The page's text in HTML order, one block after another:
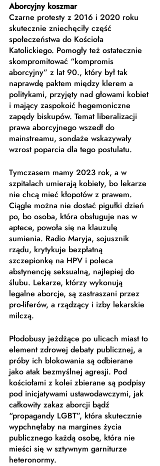
Aborcyjny koszmar
Czarne protesty z 2016 i 2020 roku
skutecznie zniechęciły część
społeczeństwa do Kościoła
Katolickiego. Pomogły też ostatecznie
skompromitować “kompromis
aborcyjny” z lat 90., który był tak
naprawdę paktem między klerem a
politykami, przyjęty nad głowami kobiet
i mający zaspokoić hegemoniczne
zapędy biskupów. Temat liberalizacji
prawa aborcyjnego wszedł do
mainstreamu, sondaże wskazywały
wzrost poparcia dla tego postulatu.
Tymczasem mamy 2023 rok, a w
szpitalach umierają kobiety, bo lekarze
nie chcą mieć kłopotów z prawem.
Ciągle można nie dostać pigułki dzień
po, bo osoba, która obsługuje nas w
aptece, powoła się na klauzulę
sumienia. Radio Maryja, sojusznik
rządu, krytykuje bezpłatną
szczepionkę na HPV i poleca
abstynencję seksualną, najlepiej do
ślubu. Lekarze, którzy wykonują
legalne aborcje, są zastraszani przez
pro-liferów, a rządzący i izby lekarskie
milczą.
Płodobusy jeżdżące po ulicach miast to
element zdrowej debaty publicznej, a
próby ich blokowania są odbierane
jako atak bezmyślnej agresji. Pod
kościołami z kolei zbierane są podpisy
pod inicjatywami ustawodawczymi, jak
całkowity zakaz aborcji bądź
“propagandy LGBT”, która skutecznie
wypchnęłaby na margines życia
publicznego każdą osobę, która nie
mieści się w sztywnym garniturze
heteronormy.